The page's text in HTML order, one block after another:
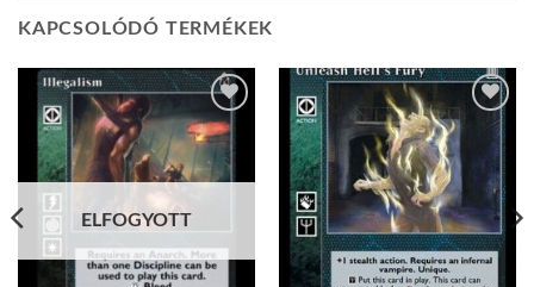
KAPCSOLÓDÓ TERMÉKEK
Add to
wishlist
ELFOGYOTT
Add to
wishlist